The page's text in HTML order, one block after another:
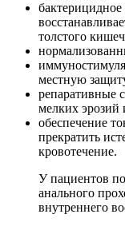
толстого
местную
репаративные
мелких эрозий
обеспечение
прекратить
кровотечение.
У пациентов
анального
внутреннего